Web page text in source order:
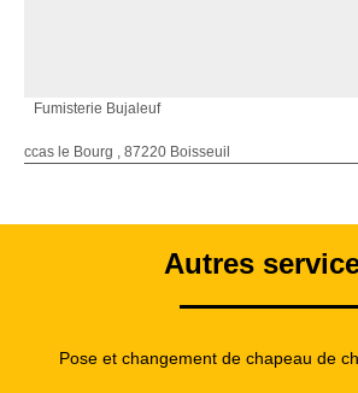
Fumisterie Bujaleuf
ccas le Bourg , 87220 Boisseuil
Autres
Pose et changement de chapeau de